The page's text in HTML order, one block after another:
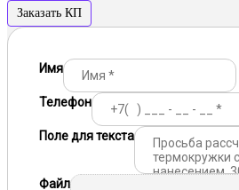
Заказать КП
Имя
Телефон
Поле для текста
Файл